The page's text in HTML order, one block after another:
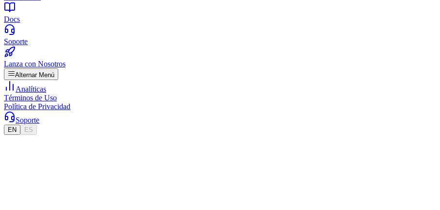
Docs
Soporte
Lanza con Nosotros
Alternar Menú
Analíticas
Términos de Uso
Política de Privacidad
Soporte
EN ES